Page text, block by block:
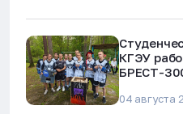
КГЭУ
БРЕСТ-
04 августа